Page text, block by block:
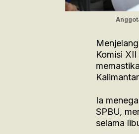
Komisi
Ia
SPBU,
selama